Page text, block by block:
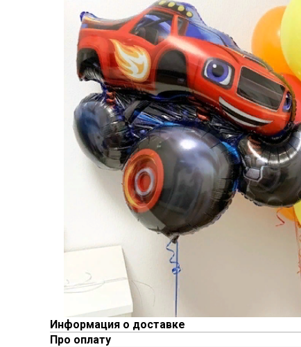
Информация о доставке
Про оплату